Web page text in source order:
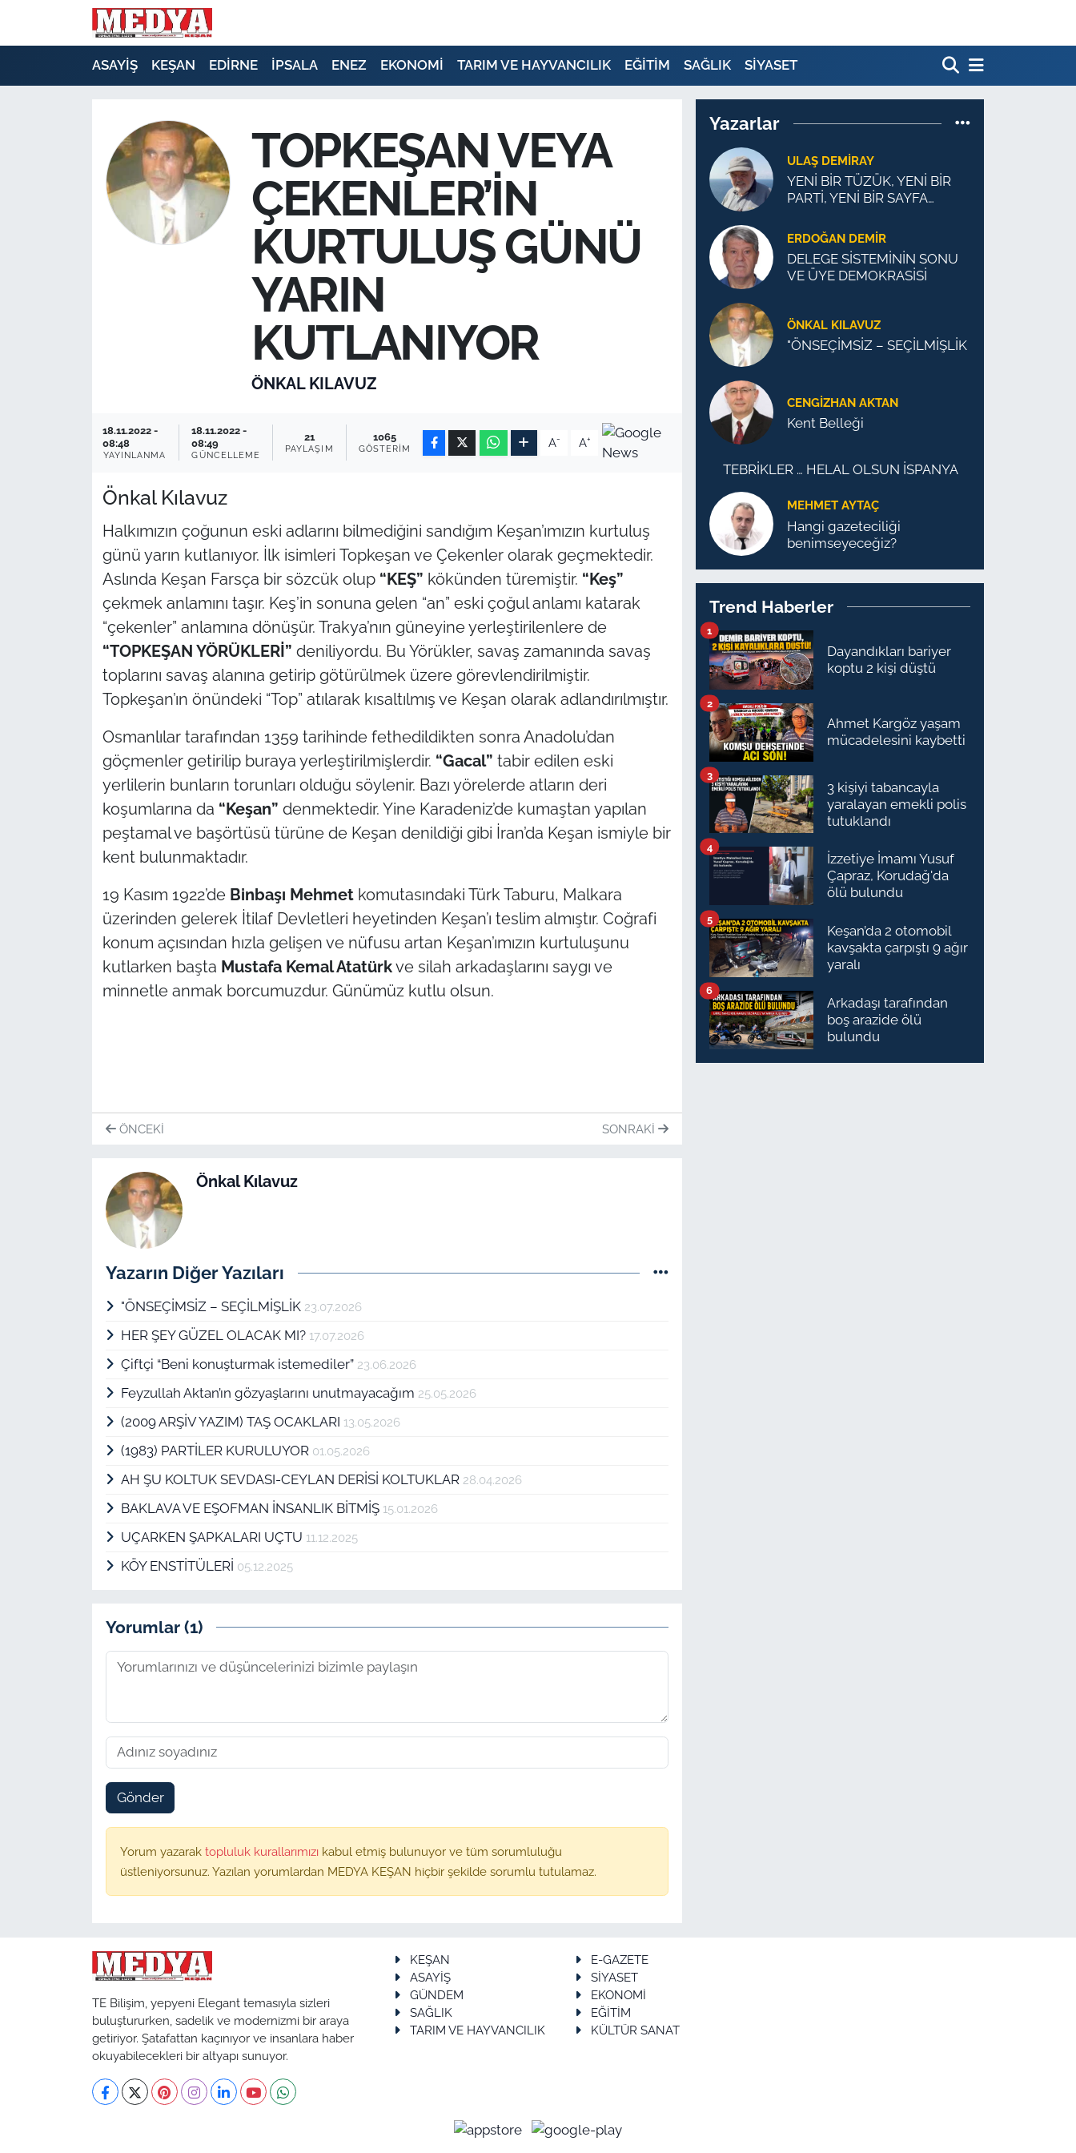
ASAYİŞ KEŞAN EDİRNE İPSALA ENEZ EKONOMİ TARIM VE HAYVANCILIK EĞİTİM SAĞLIK SİYASET
TOPKEŞAN VEYA
ÇEKENLER’İN
KURTULUŞ GÜNÜ
YARIN
KUTLANIYOR
ÖNKAL KILAVUZ
18.11.2022 -
08:48
YAYINLANMA
18.11.2022 -
08:49
GÜNCELLEME
21
PAYLAŞIM
1065
GÖSTERIM A- A+
Önkal Kılavuz
Halkımızın çoğunun eski adlarını bilmediğini sandığım Keşan’ımızın kurtuluş
günü yarın kutlanıyor. İlk isimleri Topkeşan ve Çekenlerolarak geçmektedir.
Aslında Keşan Farsça bir sözcük olup “KEŞ” kökünden türemiştir. “Keş”
çekmek anlamını taşır. Keş’in sonuna gelen “an” eski çoğul anlamı katarak
“çekenler” anlamına dönüşür. Trakya’nın güneyine yerleştirilenlere de
“TOPKEŞAN YÖRÜKLERİ” deniliyordu. Bu Yörükler, savaş zamanında savaş
toplarını savaş alanına getirip götürülmek üzere görevlendirilmiştir.
Topkeşan’ın önündeki “Top” atılarak kısaltılmış ve Keşan olarak adlandırılmıştır.
Osmanlılar tarafından 1359 tarihinde fethedildikten sonra Anadolu’dan
göçmenler getirilip buraya yerleştirilmişlerdir. “Gacal” tabir edilen eski
yerlilerin bunların torunları olduğu söylenir. Bazı yörelerde atların deri
koşumlarına da “Keşan” denmektedir. Yine Karadeniz’de kumaştan yapılan
peştamal ve başörtüsü türüne de Keşan denildiği gibi İran’da Keşan ismiyle bir
kent bulunmaktadır.
19 Kasım 1922’de Binbaşı Mehmetkomutasındaki Türk Taburu, Malkara
üzerinden gelerek İtilaf Devletleri heyetinden Keşan’ı teslim almıştır. Coğrafi
konum açısından hızla gelişen ve nüfusu artan Keşan’ımızın kurtuluşunu
kutlarken başta Mustafa Kemal Atatürkve silah arkadaşlarını saygı ve
minnetle anmak borcumuzdur. Günümüz kutlu olsun.
ÖNCEKI SONRAKI
Önkal Kılavuz
Yazarın Diğer Yazıları
"ÖNSEÇİMSİZ – SEÇİLMİŞLİK 23.07.2026
HER ŞEY GÜZEL OLACAK MI? 17.07.2026
Çiftçi “Beni konuşturmak istemediler” 23.06.2026
Feyzullah Aktan’ın gözyaşlarını unutmayacağım 25.05.2026
(2009 ARŞİV YAZIM) TAŞ OCAKLARI 13.05.2026
(1983) PARTİLER KURULUYOR 01.05.2026
AH ŞU KOLTUK SEVDASI-CEYLAN DERİSİ KOLTUKLAR 28.04.2026
BAKLAVA VE EŞOFMAN İNSANLIK BİTMİŞ 15.01.2026
UÇARKEN ŞAPKALARI UÇTU 11.12.2025
KÖY ENSTİTÜLERİ 05.12.2025
Yorumlar (1)
Gönder
Yorum yazarak topluluk kurallarımızı kabul etmiş bulunuyor ve tüm sorumluluğu
üstleniyorsunuz. Yazılan yorumlardan MEDYA KEŞAN hiçbir şekilde sorumlu tutulamaz.
Yazarlar
ULAŞ DEMİRAY
YENİ BİR TÜZÜK, YENİ BİR
PARTİ, YENİ BİR SAYFA
ERDOĞAN DEMIR
DELEGE SİSTEMİNİN SONU
VE ÜYE DEMOKRASİSİ
ÖNKAL KILAVUZ
"ÖNSEÇİMSİZ – SEÇİLMİŞLİK
CENGİZHAN AKTAN
Kent Belleği
TEBRİKLER … HELAL OLSUN İSPANYA
MEHMET AYTAÇ
Hangi gazeteciliği
benimseyeceğiz?
Trend Haberler
Dayandıkları bariyer
koptu 2 kişi düştü
1
Ahmet Kargöz yaşam
mücadelesini kaybetti
2
3 kişiyi tabancayla
yaralayan emekli polis
tutuklandı
3
İzzetiye İmamı Yusuf
Çapraz, Korudağ'da
ölü bulundu
4
Keşan’da 2 otomobil
kavşakta çarpıştı 9 ağır
yaralı
5
Arkadaşı tarafından
boş arazide ölü
bulundu
6
TE Bilişim, yepyeni Elegant temasıyla sizleri
buluştururken, sadelik ve modernizmi bir araya
getiriyor. Şatafattan kaçınıyor ve insanlara haber
okuyabilecekleri bir altyapı sunuyor.
KEŞAN
E-GAZETE
ASAYİŞ
SİYASET
GÜNDEM
EKONOMİ
SAĞLIK
EĞİTİM
TARIM VE HAYVANCILIK
KÜLTÜR SANAT
KÜLTÜR SANAT
TEKİRDAĞ
KIRKLARELİ
TÜRKİYE
Flaş Haber
Dış Haberler
Bilim Teknoloji
Canlı Maç
Gündem-Eğitim